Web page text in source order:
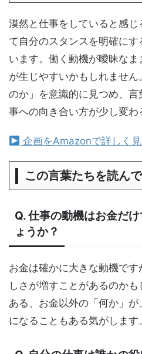
漠然と仕事をしていると感
て自分のスタンスを明確に
います。働く動機が曖昧な
が生じやすいかもしれません
のか」を意識的に見つめ、
事への向き合い方が少し変わ
企画をAmazonで詳しく
この言葉たちを読ん
Q. 仕事の動機はお金だ
ょうか？
お金は確かに大きな動機で
しさが増すことがあるのか
ある、お金以外の「何か」
になることもある気がします。